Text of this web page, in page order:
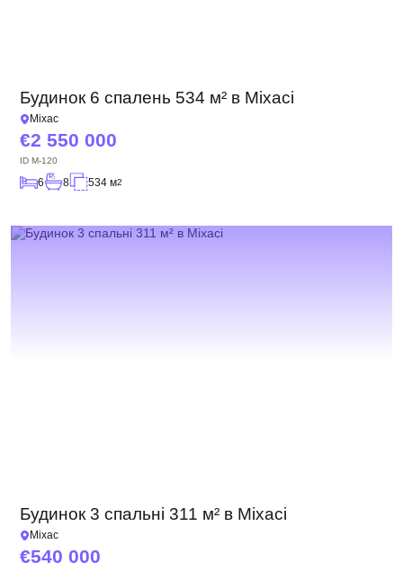
Будинок 6 спалень 534 м² в Міхасі
Міхас
2 550 000
ID M-120
6 8 534 м2
Будинок 3 спальні 311 м² в Міхасі
Міхас
540 000